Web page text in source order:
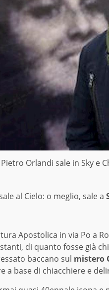
Pietro Orlandi sale in Sky e
al Cielo: o meglio, sale a
Apostolica in via Po a
di quanto fosse già
baccano sul mistero
a base di chiacchiere e